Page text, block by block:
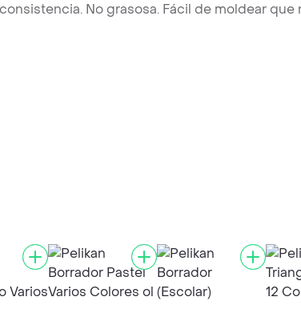
No grasosa. Fácil de moldear que